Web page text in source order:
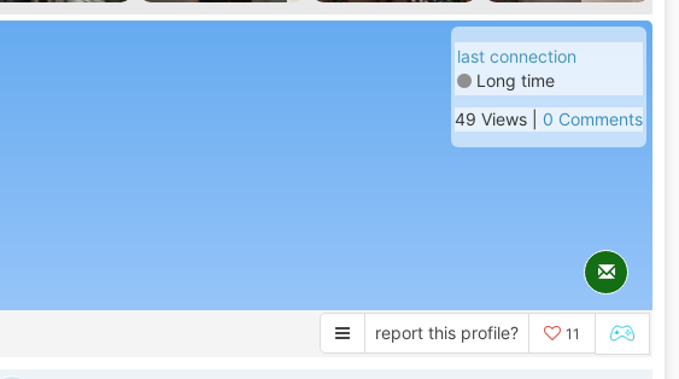
last connection
Long time
49 Views | 0 Comments
report this profile? 11